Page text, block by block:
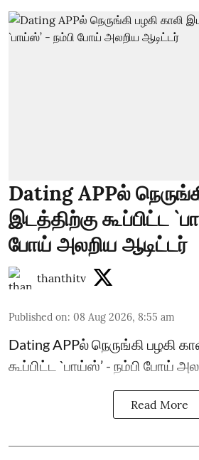
Dating APPல்
இடத்திற்கு கூப்பிட்ட
போய் அலறிய ஆடிட்டர்
thanthitv
Published on: 08 Aug 2026, 8:55 am
Dating APPல் நெருங்கி பழகி
கூப்பிட்ட `பாய்ஸ்’ - நம்பி போய்
Read More